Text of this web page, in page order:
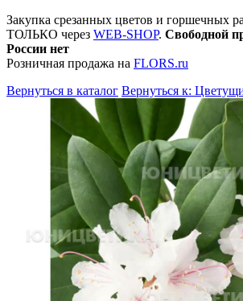
Закупка срезанных цветов и горшечных
ТОЛЬКО через WEB-SHOP. Свободной
России нет
Розничная продажа на FLORS.ru
Вернуться в каталог Вернуться к: